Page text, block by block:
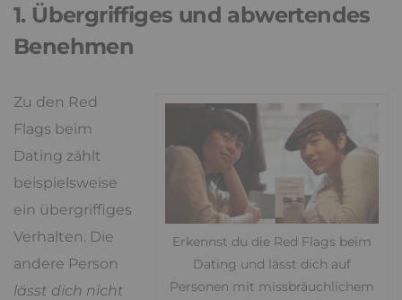
1. Übergriffiges und abwertendes
Benehmen
Erkennst du die Red Flags beim
Dating und lässt dich auf
Personen mit missbräuchlichem
Zu den Red
Flags beim
Dating zählt
beispielsweise
ein übergriffiges
Verhalten. Die
andere Person
lässt dich nicht